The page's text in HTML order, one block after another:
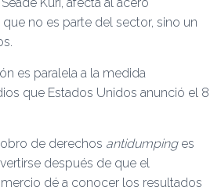
no es parte del sector, sino un
es paralela a la medida
que Estados Unidos anunció el 8
de derechos antidumpinges
después de que el
dé a conocer los resultados